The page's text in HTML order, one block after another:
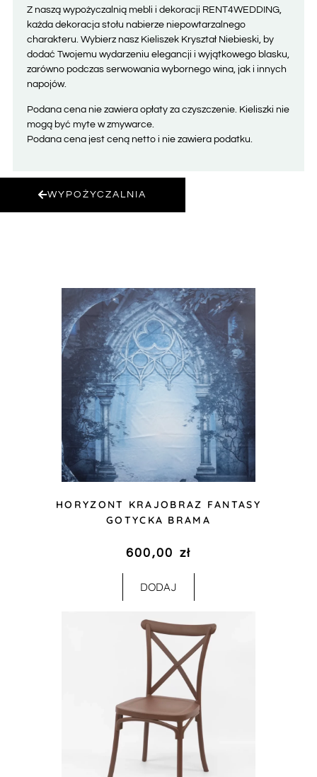
Z naszą wypożyczalnią mebli i dekoracji RENT4WEDDING,
każda dekoracja stołu nabierze niepowtarzalnego
charakteru. Wybierz nasz Kieliszek Kryształ Niebieski, by
dodać Twojemu wydarzeniu elegancji i wyjątkowego blasku,
zarówno podczas serwowania wybornego wina, jak i innych
napojów.
Podana cena nie zawiera opłaty za czyszczenie. Kieliszki nie
mogą być myte w zmywarce.
Podana cena jest ceną netto i nie zawiera podatku.
WYPOŻYCZALNIA
HORYZONT KRAJOBRAZ FANTASY
GOTYCKA BRAMA
600,00 zł
DODAJ